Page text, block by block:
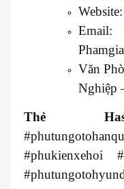
Website:
Email:
Văn
Nghiệp
Thẻ
#phukienxehoi